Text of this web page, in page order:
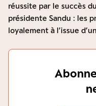
réussite par le succès
présidente Sandu : les
loyalement à l’issue